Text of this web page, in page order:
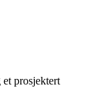
prosjektert